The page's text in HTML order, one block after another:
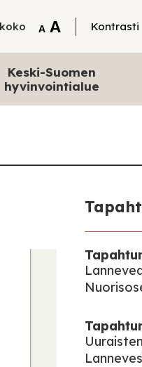
A Tekstin
A TekstinKontrasti
Keski-Suomen
hyvinvointialue